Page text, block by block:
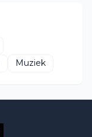
Muziek